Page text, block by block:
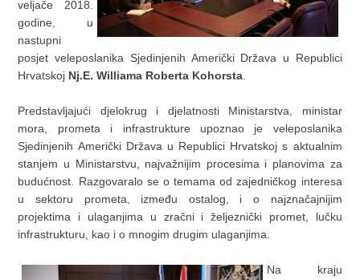
veljače 2018.
godine, u
nastupni
posjet veleposlanika Sjedinjenih Američki Država u Republici
Hrvatskoj Nj.E. Williama Roberta Kohorsta
Predstavljajući djelokrug i djelatnosti Ministarstva, ministar
mora, prometa i infrastrukture upoznao je veleposlanika
Sjedinjenih Američki Država u Republici Hrvatskoj s aktualnim
stanjem u Ministarstvu, najvažnijim procesima i planovima za
budućnost. Razgovaralo se o temama od zajedničkog interesa
u sektoru prometa, između ostalog, i o najznačajnijim
projektima i ulaganjima u zračni i željeznički promet, lučku
infrastrukturu, kao i o mnogim drugim ulaganjima.
Na kraju